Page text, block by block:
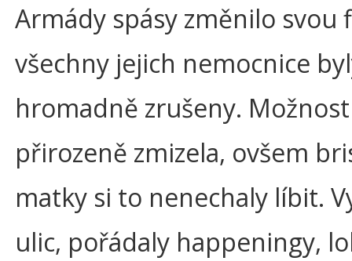
Armády spásy změnilo svou
všechny jejich nemocnice
hromadně zrušeny.
přirozeně zmizela, ovšem
matky si to nenechaly líbit.
ulic, pořádaly happeningy,